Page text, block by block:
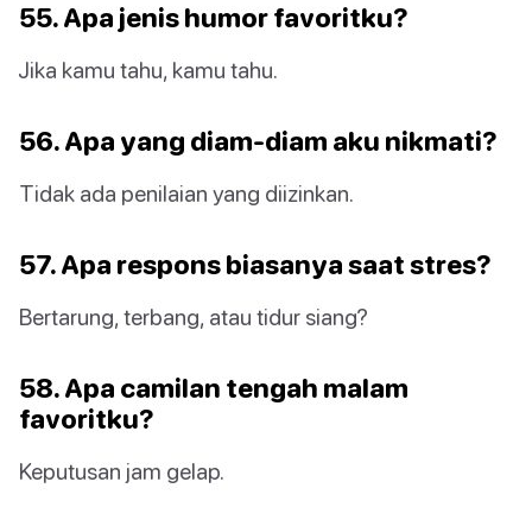
55. Apa jenis humor favoritku?
Jika kamu tahu, kamu tahu.
56. Apa yang diam-diam aku nikmati?
Tidak ada penilaian yang diizinkan.
57. Apa respons biasanya saat stres?
Bertarung, terbang, atau tidur siang?
58. Apa camilan tengah malam
favoritku?
Keputusan jam gelap.